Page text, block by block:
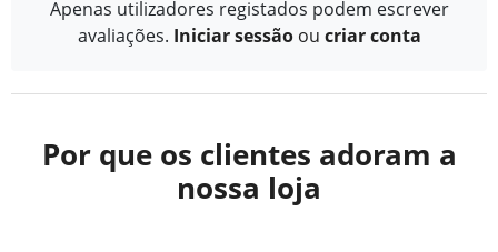
Apenas utilizadores registados podem escrever
avaliações. Iniciar sessão ou criar conta
Por que os clientes adoram a
nossa loja